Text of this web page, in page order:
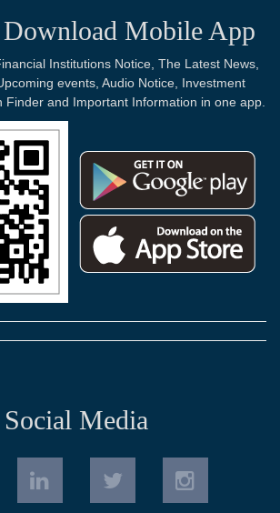
Download Mobile App
Institutions Notice, The Latest News,
events, Audio Notice, Investment
Finder and Important Information in one app.
Social Media